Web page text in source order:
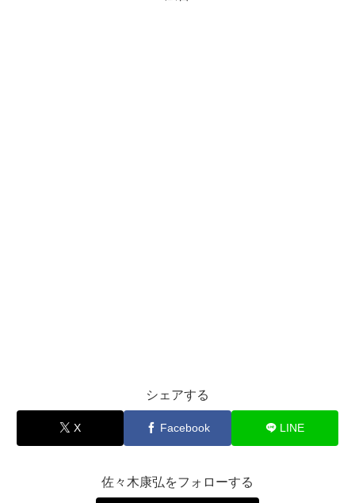
シェアする
X Facebook LINE
佐々木康弘をフォローする